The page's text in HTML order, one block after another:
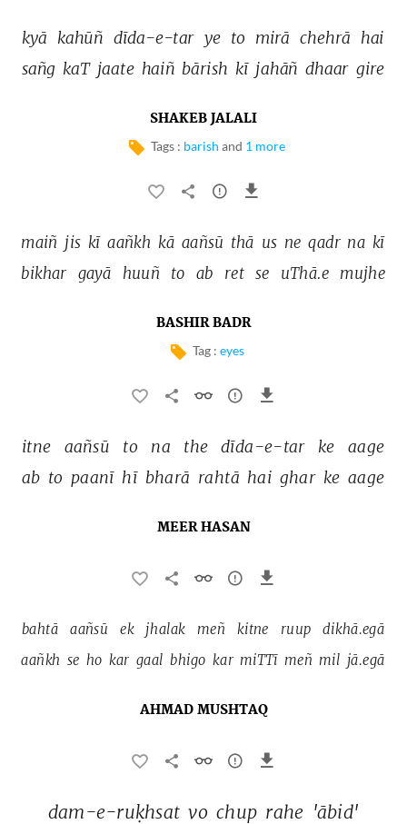
kyā kahūñ dīda-e-tar ye to mirā chehrā hai
sañg kaT jaate haiñ bārish kī jahāñ dhaar gire
SHAKEB JALALI
Tags : barish and 1 more
maiñ jis kī aañkh kā aañsū thā us ne qadr na kī
bikhar
gayā huuñ to ab ret se uThā.e mujhe
BASHIR BADR
Tag : eyes
itne aañsū to na the dīda-e-tar ke
aage
ab to paanī hī bharā rahtā hai ghar ke aage
MEER HASAN
bahtā aañsū ek jhalak meñ kitne ruup
dikhā.egā
aañkh se ho kar gaal bhigo kar miTTī meñ mil jā.egā
AHMAD MUSHTAQ
dam-e-ruḳhsat vo chup rahe 'ābid'